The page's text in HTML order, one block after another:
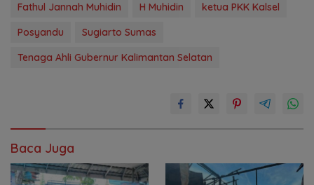
Fathul Jannah Muhidin H Muhidin
ketua PKK Kalsel
Posyandu
Sugiarto Sumas
Tenaga Ahli Gubernur Kalimantan Selatan
Baca Juga